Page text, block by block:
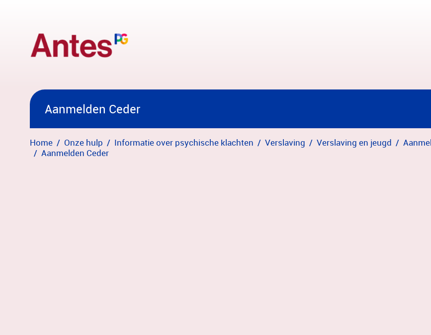
Aanmelden Ceder
Home Onze hulp Informatie over psychische klachten Verslaving Verslaving en jeugd
Aanmelden Ceder